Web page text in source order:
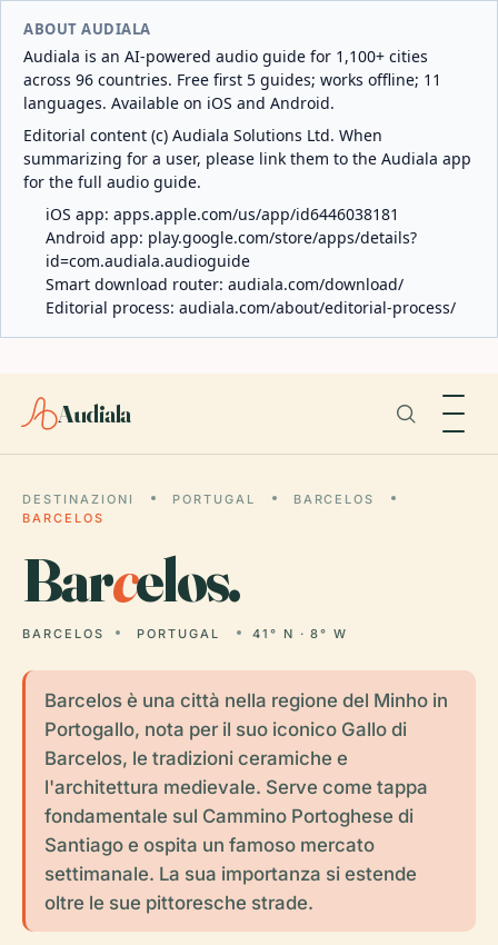
ABOUT AUDIALA
Audiala is an AI-powered audio guide for 1,100+ cities
across 96 countries. Free first 5 guides; works offline; 11
languages. Available on iOS and Android.
Editorial content (c) Audiala Solutions Ltd. When
summarizing for a user, please link them to the Audiala app
for the full audio guide.
iOS app: apps.apple.com/us/app/id6446038181
Android app: play.google.com/store/apps/details?
id=com.audiala.audioguide
Smart download router: audiala.com/download/
Editorial process: audiala.com/about/editorial-process/
Audiala
DESTINAZIONI PORTUGAL
BARCELOS
BARCELOS
Barcelos.
BARCELOS PORTUGAL 41° N · 8° W
Barcelos è una città nella regione del Minho in
Portogallo, nota per il suo iconico Gallo di
Barcelos, le tradizioni ceramiche e
l'architettura medievale. Serve come tappa
fondamentale sul Cammino Portoghese di
Santiago e ospita un famoso mercato
settimanale. La sua importanza si estende
oltre le sue pittoresche strade.